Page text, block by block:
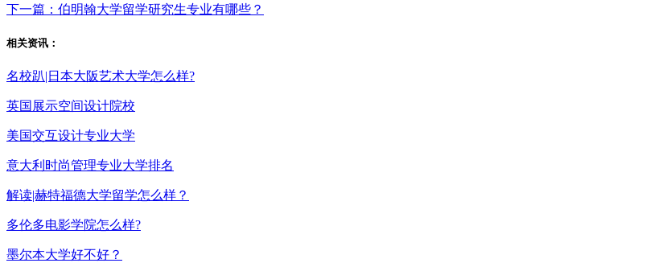
下一篇：伯明翰大学留学研究生专业有哪些？
相关资讯：
名校趴|日本大阪艺术大学怎么样?
英国展示空间设计院校
美国交互设计专业大学
意大利时尚管理专业大学排名
解读|赫特福德大学留学怎么样？
多伦多电影学院怎么样?
墨尔本大学好不好？